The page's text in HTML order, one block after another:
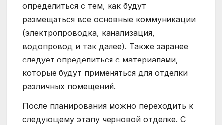
определиться с тем, как будут
размещаться все основные коммуникации
(электропроводка, канализация,
водопровод и так далее). Также заранее
следует определиться с материалами,
которые будут применяться для отделки
различных помещений.
После планирования можно переходить к
следующему этапу черновой отделке. С